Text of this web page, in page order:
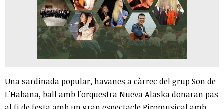
Una sardinada popular, havanes a càrrec del grup Son de
L'Habana, ball amb l'orquestra Nueva Alaska donaran pas